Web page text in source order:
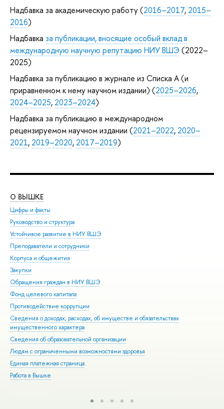
Надбавка за академическую работу (2016–2017, 2015–
2016)
Надбавка за публикации, вносящие особый вклад в
международную научную репутацию НИУ ВШЭ (2022–
2025)
Надбавка за публикацию в журнале из Списка А (и
приравненном к нему научном издании) (2025–2026,
2024–2025, 2023–2024)
Надбавка за публикацию в международном
рецензируемом научном издании (2021–2022, 2020–
2021, 2019–2020, 2017–2019)
О ВЫШКЕ
Цифры и факты
Руководство и структура
Устойчивое развитие в НИУ ВШЭ
Преподаватели и сотрудники
Корпуса и общежития
Закупки
Обращения граждан в НИУ ВШЭ
Фонд целевого капитала
Противодействие коррупции
Сведения о доходах, расходах, об имуществе и обязательствах
имущественного характера
Сведения об образовательной организации
Людям с ограниченными возможностями здоровья
Единая платежная страница
Работа в Вышке